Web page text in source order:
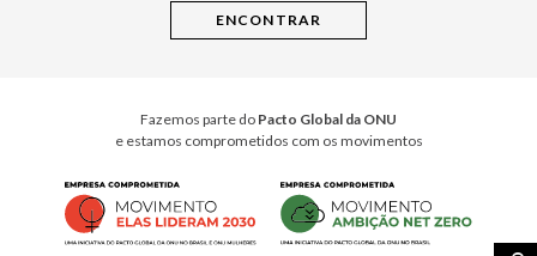
Fazemos parte do Pacto Global da ONU
e estamos comprometidos com os movimentos